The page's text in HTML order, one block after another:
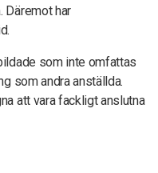
Däremot har
som inte omfattas
som andra anställda.
att vara fackligt anslutna